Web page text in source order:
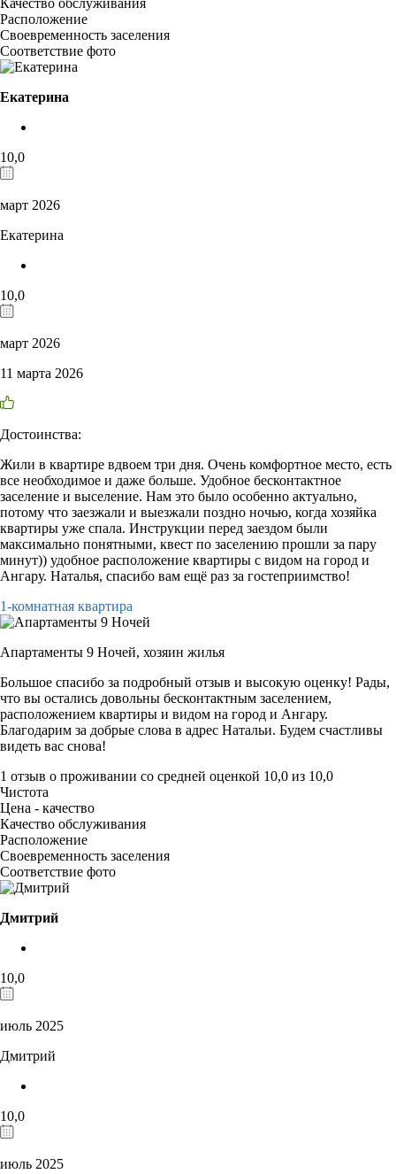
Расположение
Своевременность заселения
Соответствие фото
Екатерина
10,0
март 2026
Екатерина
10,0
март 2026
11 марта 2026
Достоинства:
Жили в квартире вдвоем три дня. Очень комфортное место, есть
все необходимое и даже больше. Удобное бесконтактное
заселение и выселение. Нам это было особенно актуально,
потому что заезжали и выезжали поздно ночью, когда хозяйка
квартиры уже спала. Инструкции перед заездом были
максимально понятными, квест по заселению прошли за пару
минут)) удобное расположение квартиры с видом на город и
Ангару. Наталья, спасибо вам ещё раз за гостеприимство!
1-комнатная квартира
Апартаменты 9 Ночей, хозяин жилья
Большое спасибо за подробный отзыв и высокую оценку! Рады,
что вы остались довольны бесконтактным заселением,
расположением квартиры и видом на город и Ангару.
Благодарим за добрые слова в адрес Натальи. Будем счастливы
видеть вас снова!
1 отзыв о проживании со средней оценкой 10,0 из 10,0
Чистота
Цена - качество
Качество обслуживания
Расположение
Своевременность заселения
Соответствие фото
Дмитрий
10,0
июль 2025
Дмитрий
10,0
июль 2025